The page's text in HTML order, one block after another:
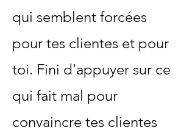
qui semblent forcées
pour tes clientes et pour
toi. Fini d'appuyer sur ce
qui fait mal pour
convaincre tes clientes